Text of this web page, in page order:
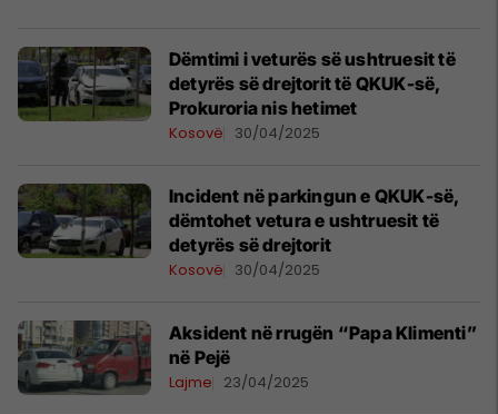
Dëmtimi i veturës së ushtruesit të
detyrës së drejtorit të QKUK-së,
Prokuroria nis hetimet
Kosovë 30/04/2025
Incident në parkingun e QKUK-së,
dëmtohet vetura e ushtruesit të
detyrës së drejtorit
Kosovë 30/04/2025
Aksident në rrugën “Papa Klimenti”
në Pejë
Lajme 23/04/2025